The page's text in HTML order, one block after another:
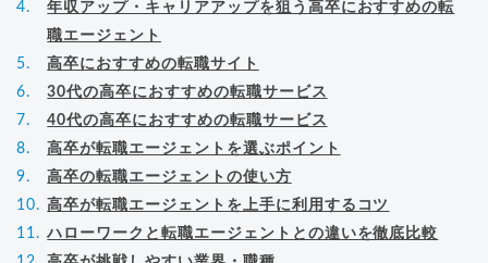
年収アップ・キャリアアップを狙う高卒におすすめの転
職エージェント
高卒におすすめの転職サイト
30代の高卒におすすめの転職サービス
40代の高卒におすすめの転職サービス
高卒が転職エージェントを選ぶポイント
高卒の転職エージェントの使い方
高卒が転職エージェントを上手に利用するコツ
ハローワークと転職エージェントとの違いを徹底比較